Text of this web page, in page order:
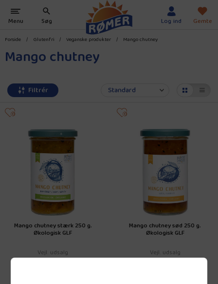
Forside / Glutenfri / Veganske produkter / Mango chutney
Mango chutney
Filtrér
Mango chutney stærk 250 g.
Økologisk GLF
Vejl. udsalg
39,95 DKK
Mango chutney sød 250 g.
Økologisk GLF
Vejl. udsalg
39,95 DKK